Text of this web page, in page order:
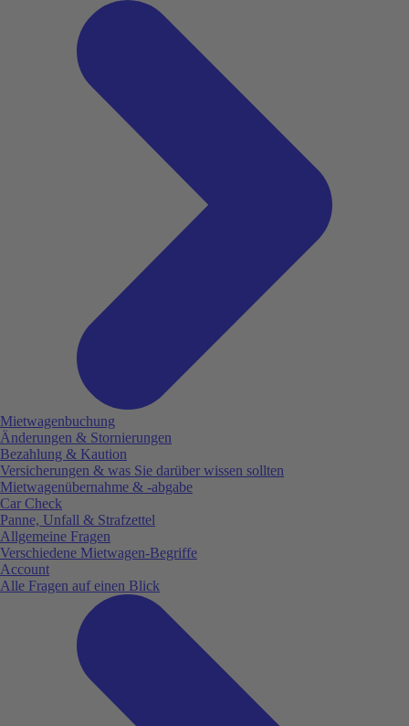
Mietwagenbuchung
Änderungen & Stornierungen
Bezahlung & Kaution
Versicherungen & was Sie darüber wissen sollten
Mietwagenübernahme & -abgabe
Car Check
Panne, Unfall & Strafzettel
Allgemeine Fragen
Verschiedene Mietwagen-Begriffe
Account
Alle Fragen auf einen Blick